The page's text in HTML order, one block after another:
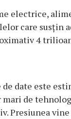
electrice,
care susțin
4
date este
de
Presiunea